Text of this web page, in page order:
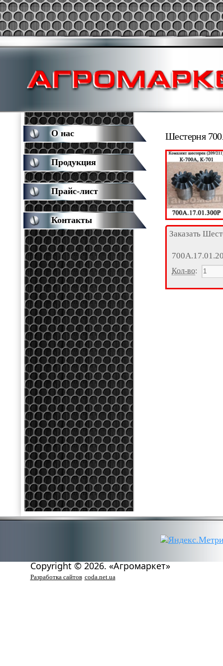
Шестерня
Заказать
Кол-во:
О нас
Продукция
Прайс-лист
Контакты
Copyright © 2026. «Агромаркет»
Разработка сайтов coda.net.ua